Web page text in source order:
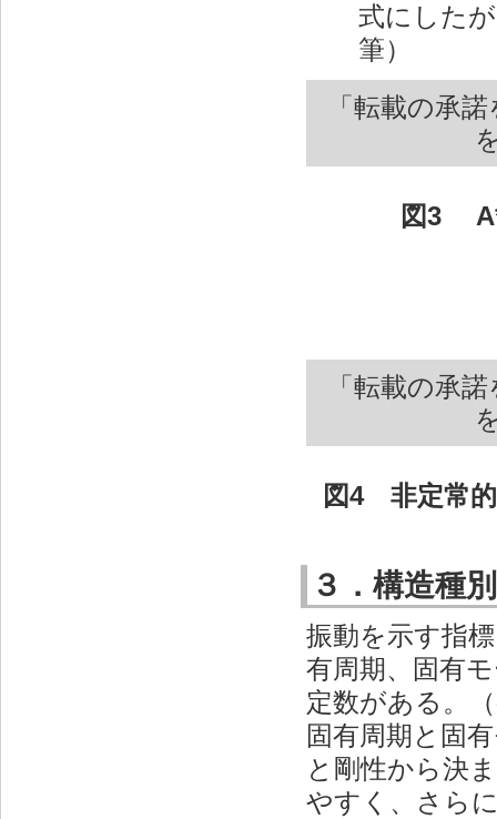
式にした
筆）
「転載の承
図3 A*
「転載の承
図4 非定常
３．構造種
振動を示す指
有周期、固有
定数がある。
固有周期と固
と剛性から決
やすく、さら